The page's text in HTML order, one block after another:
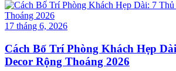
17 tháng 6, 2026
Cách Bố Trí Phòng Khách Hẹp
Decor Rộng Thoáng 2026